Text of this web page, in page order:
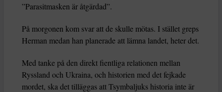
”Parasitmasken är åtgärdad”.
På morgonen kom svar att de skulle mötas. I stället greps
Herman medan han planerade att lämna landet, heter det.
Med tanke på den direkt fientliga relationen mellan
Ryssland och Ukraina, och historien med det fejkade
mordet, ska det tilläggas att Tsymbaljuks historia inte är